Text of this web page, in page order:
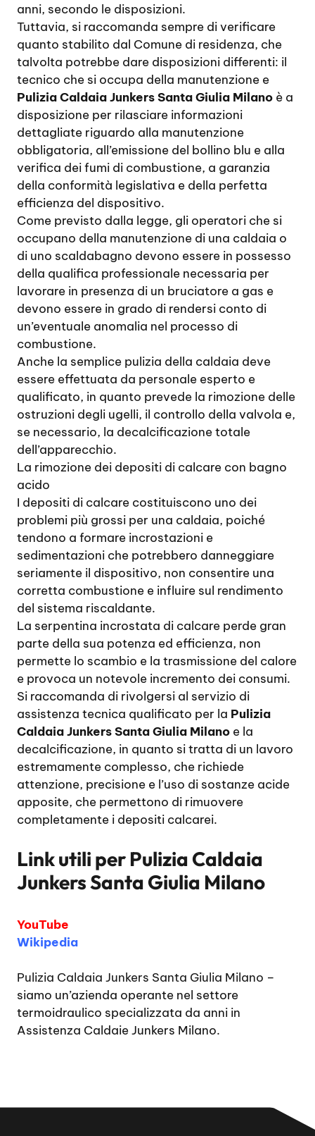
anni, secondo le disposizioni.
Tuttavia, si raccomanda sempre di verificare
quanto stabilito dal Comune di residenza, che
talvolta potrebbe dare disposizioni differenti: il
tecnico che si occupa della manutenzione e
Pulizia Caldaia Junkers Santa Giulia Milano è a
disposizione per rilasciare informazioni
dettagliate riguardo alla manutenzione
obbligatoria, all’emissione del bollino blu e alla
verifica dei fumi di combustione, a garanzia
della conformità legislativa e della perfetta
efficienza del dispositivo.
Come previsto dalla legge, gli operatori che si
occupano della manutenzione di una caldaia o
di uno scaldabagno devono essere in possesso
della qualifica professionale necessaria per
lavorare in presenza di un bruciatore a gas e
devono essere in grado di rendersi conto di
un’eventuale anomalia nel processo di
combustione.
Anche la semplice pulizia della caldaia deve
essere effettuata da personale esperto e
qualificato, in quanto prevede la rimozione delle
ostruzioni degli ugelli, il controllo della valvola e,
se necessario, la decalcificazione totale
dell’apparecchio.
La rimozione dei depositi di calcare con bagno
acido
I depositi di calcare costituiscono uno dei
problemi più grossi per una caldaia, poiché
tendono a formare incrostazioni e
sedimentazioni che potrebbero danneggiare
seriamente il dispositivo, non consentire una
corretta combustione e influire sul rendimento
del sistema riscaldante.
La serpentina incrostata di calcare perde gran
parte della sua potenza ed efficienza, non
permette lo scambio e la trasmissione del calore
e provoca un notevole incremento dei consumi.
Si raccomanda di rivolgersi al servizio di
assistenza tecnica qualificato per la Pulizia
Caldaia Junkers Santa Giulia Milano e la
decalcificazione, in quanto si tratta di un lavoro
estremamente complesso, che richiede
attenzione, precisione e l’uso di sostanze acide
apposite, che permettono di rimuovere
completamente i depositi calcarei.
Link utili perPulizia Caldaia
Junkers Santa Giulia Milano
YouTube
Wikipedia
Pulizia Caldaia Junkers Santa Giulia Milano –
siamo un’azienda operante nel settore
termoidraulico specializzata da anni in
Assistenza Caldaie Junkers Milano.